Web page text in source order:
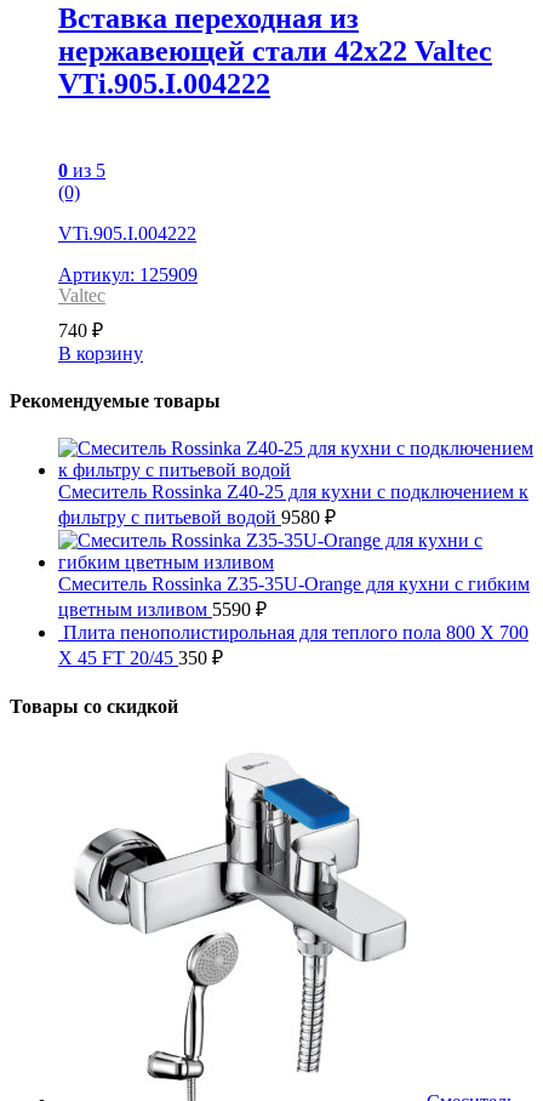
Вставка переходная из
нержавеющей стали 42х22 Valtec
VTi.905.I.004222
0 из 5
(0)
VTi.905.I.004222
Артикул: 125909
Valtec
740 ₽
В корзину
Рекомендуемые товары
Смеситель Rossinka Z40-25 для кухни с подключением к
фильтру с питьевой водой 9580 ₽
Смеситель Rossinka Z35-35U-Orange для кухни с гибким
цветным изливом 5590 ₽
Плита пенополистирольная для теплого пола 800 X 700
X 45 FT 20/45 350 ₽
Товары со скидкой